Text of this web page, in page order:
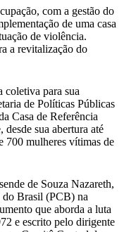
com a gestão do
de uma casa
de violência.
a revitalização do
coletiva para sua
de Políticas Públicas
Casa de Referência
sua abertura até
700 mulheres vítimas de
de Souza Nazareth,
do Brasil (PCB) na
que aborda a luta
e escrito pelo dirigente